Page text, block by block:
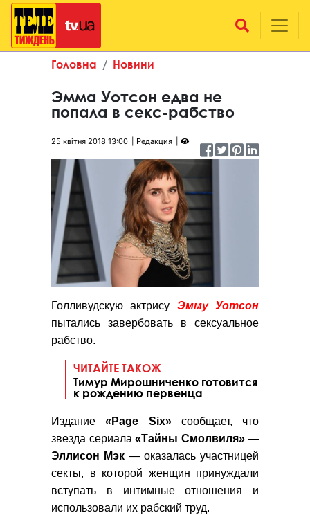
Головна Новини
Эмма Уотсон едва не
попала в секс-рабство
25 квітня 2018 13:00 Редакция
Голливудскую актрису Эмму Уотсон
пытались завербовать в сексуальное
рабство.
ЧИТАЙТЕ ТАКОЖ
Тимур Мирошниченко готовится
к рождению первенца
Издание«Page Six»сообщает, что
звезда сериала «Тайны Смолвиля»—
Эллисон Мэк — оказалась участницей
секты, в которой женщин принуждали
вступать в интимные отношения и
использовали их рабский труд.